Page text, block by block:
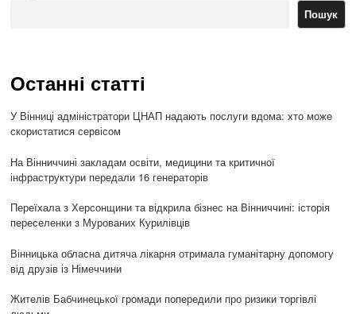
Пошук
Останні статті
У Вінниці адміністратори ЦНАП надають послуги вдома: хто може
скористатися сервісом
На Вінниччині закладам освіти, медицини та критичної
інфраструктури передали 16 генераторів
Переїхала з Херсонщини та відкрила бізнес на Вінниччині: історія
переселенки з Мурованих Курилівців
Вінницька обласна дитяча лікарня отримала гуманітарну допомогу
від друзів із Німеччини
Жителів Бабчинецької громади попередили про ризики торгівлі